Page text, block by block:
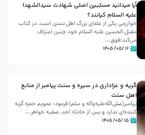
آیا میدانید مسبّبین اصلی شهادت سیدالشهدا
علیه ‌السلام کیانند؟
خوارزمی یکی از علمای بزرگ اهل تسنن است، در کتاب
مقتل الحسین علیه ‌السلام خود چنین اعتراف
می‌کند:فوَق...
۱۶ /۰۵/ ۱۴۰۵
گریه و عزاداری در سیره و سنت پیامبر از منابع
اهل سنت
پیامبر(صلی‌الله‌علیه‌وآله و سلم) فرمود: عمویم حمزه گریه
کننده‌ای ندارد و پس از حادثه احد، صفیه خواهر...
۱۵ /۰۵/ ۱۴۰۵